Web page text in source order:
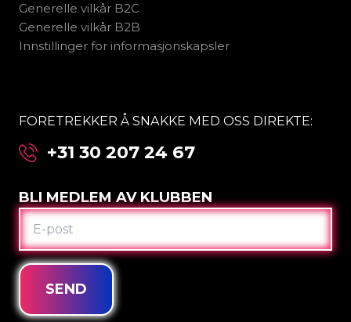
Generelle vilkår B2C
Generelle vilkår B2B
Innstillinger for informasjonskapsler
FORETREKKER Å SNAKKE MED OSS DIREKTE:
+31 30 207 24 67
BLI MEDLEM AV KLUBBEN
E-
POST
SEND